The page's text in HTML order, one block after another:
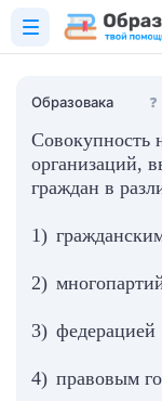
Образовака ❓
Совокупность
организаций,
граждан в
1)
2)
3) федерацией
4) правовым